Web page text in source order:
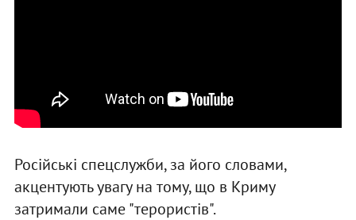
Російські спецслужби, за його словами,
акцентують увагу на тому, що в Криму
затримали саме "терористів".